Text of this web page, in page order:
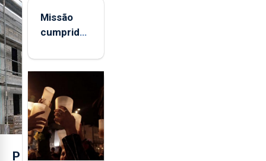
P
Missão
cumprida:
açorianos
após
missão na
Roménia